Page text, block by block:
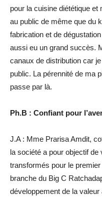
pour la cuisine diététique et
au public de même que du
fabrication et de
aussi eu un grand succès.
canaux de distribution car
public. La pérennité de ma
passe par là.
Ph.B : Confiant pour
J.A : Mme Prarisa Amdit,
la société a pour objectif
transformés pour le
branche du Big C
développement de la